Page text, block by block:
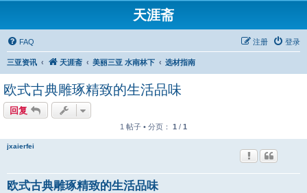
天涯斋
FAQ 登录
注册
三亚资讯 天涯斋 美丽三亚 水南林下 选材指南
欧式古典雕琢精致的生活品味
回复
1 帖子 • 分页： 1 / 1
jxaierfei
欧式古典雕琢精致的生活品味